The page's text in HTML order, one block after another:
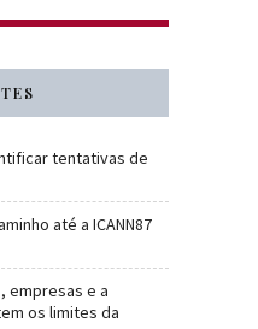
tentativas de
até a ICANN87
empresas e a
os limites da